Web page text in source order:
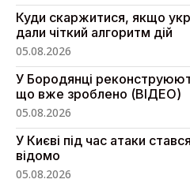
Куди скаржитися, якщо
дали чіткий алгоритм дій
05.08.2026
У Бородянці
що вже зроблено (ВІДЕО)
05.08.2026
У Києві під час атаки
відомо
05.08.2026